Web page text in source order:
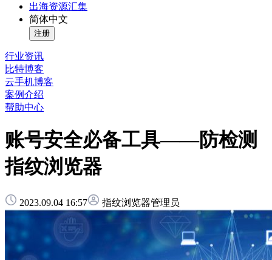
出海资源汇集
简体中文
注册
行业资讯
比特博客
云手机博客
案例介绍
帮助中心
账号安全必备工具——防检测
指纹浏览器
2023.09.04 16:57 指纹浏览器管理员